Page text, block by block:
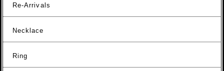
Re-Arrivals
Necklace
Ring